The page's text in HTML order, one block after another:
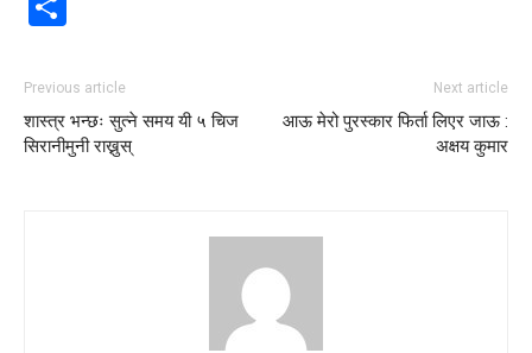
Previous article
शास्त्र भन्छः सुत्ने समय यी ५ चिज
सिरानीमुनी राख्नुस्
Next article
आऊ मेरो पुरस्कार फिर्ता लिएर जाऊ :
अक्षय कुमार